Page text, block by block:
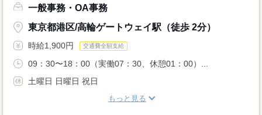
一般事務・OA事務
東京都港区/高輪ゲートウェイ駅（徒歩 2分）
時給1,900円 交通費全額支給
09：30〜18：00（実働07：30、休憩01：00）...
土曜日 日曜日 祝日
もっと見る